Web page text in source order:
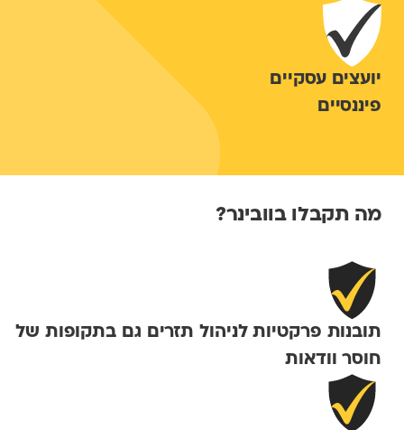
יועצים עסקיים
פיננסיים
מה תקבלו בוובינר?
תובנות פרקטיות לניהול תזרים גם בתקופות של
חוסר וודאות